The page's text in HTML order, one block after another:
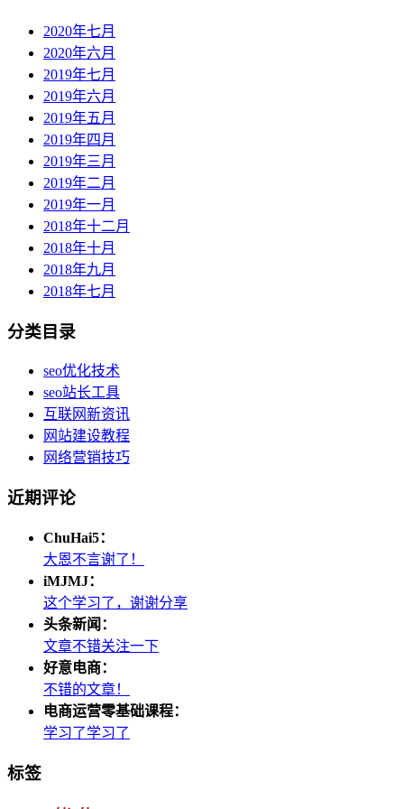
2020年七月
2020年六月
2019年七月
2019年六月
2019年五月
2019年四月
2019年三月
2019年二月
2019年一月
2018年十二月
2018年十月
2018年九月
2018年七月
分类目录
seo优化技术
seo站长工具
互联网新资讯
网站建设教程
网络营销技巧
近期评论
ChuHai5：
大恩不言谢了！
iMJMJ：
这个学习了，谢谢分享
头条新闻：
文章不错关注一下
好意电商：
不错的文章！
电商运营零基础课程：
学习了学习了
标签